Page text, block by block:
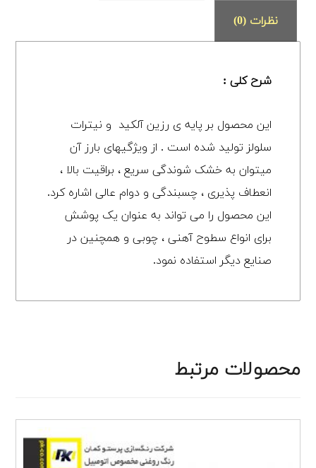
نظرات (0)
شرح کلی :
این محصول بر پایه ی رزین آلکید و نیترات
سلولز تولید شده است . از ویژگیهای بارز آن
میتوان به خشک شوندگی سریع ، براقیت بالا ،
انعطاف پذیری ، چسبندگی و دوام عالی اشاره کرد.
این محصول را می تواند به عنوان یک پوشش
برای انواع سطوح آهنی ، چوبی و همچنین در
صنایع دیگر استفاده نمود.
محصولات مرتبط